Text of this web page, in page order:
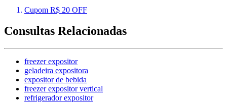
Cupom R$ 20 OFF
Consultas Relacionadas
freezer expositor
geladeira expositora
expositor de bebida
freezer expositor vertical
refrigerador expositor